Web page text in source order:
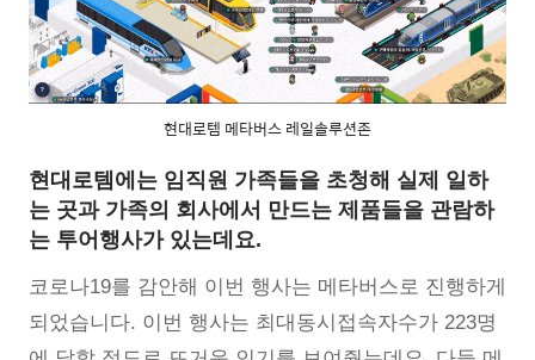
현대로템 메타버스 레일솔루션존
현대로템에는 임직원 가족들을 초청해 실제 일하
는 곳과 가족의 회사에서 만드는 제품들을 관람하
는 투어행사가 있는데요.
코로나19를 감안해 이번 행사는 메타버스로 진행하게
되었습니다. 이번 행사는 최대동시접속자수가 223명